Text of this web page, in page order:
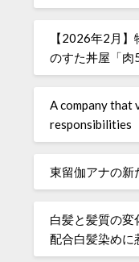
【2026年2月
のすた丼屋「
A company that
responsibilities
東留伽アナの新
白髪と髪質の変
配合白髪染めに